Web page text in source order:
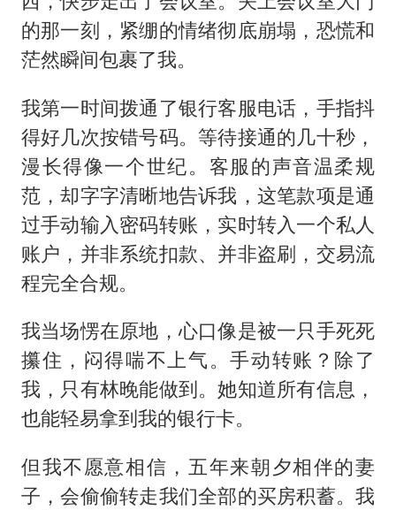
的那一刻，紧绷的情绪彻底崩塌，恐慌和
茫然瞬间包裹了我。
我第一时间拨通了银行客服电话，手指抖
得好几次按错号码。等待接通的几十秒，
漫长得像一个世纪。客服的声音温柔规
范，却字字清晰地告诉我，这笔款项是通
过手动输入密码转账，实时转入一个私人
账户，并非系统扣款、并非盗刷，交易流
程完全合规。
我当场愣在原地，心口像是被一只手死死
攥住，闷得喘不上气。手动转账？除了
我，只有林晚能做到。她知道所有信息，
也能轻易拿到我的银行卡。
但我不愿意相信，五年来朝夕相伴的妻
子，会偷偷转走我们全部的买房积蓄。我